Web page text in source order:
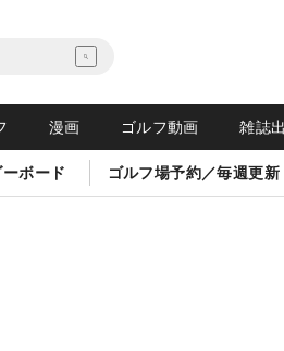
漫画 ゴルフ動画 雑誌
ボード ゴルフ場予約／毎週更